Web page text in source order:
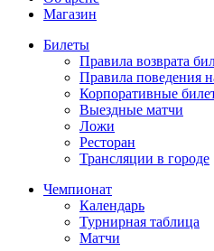
Магазин
Билеты
Правила возврата
Правила поведения
Корпоративные
Выездные матчи
Ложи
Ресторан
Трансляции в городе
Чемпионат
Календарь
Турнирная таблица
Матчи